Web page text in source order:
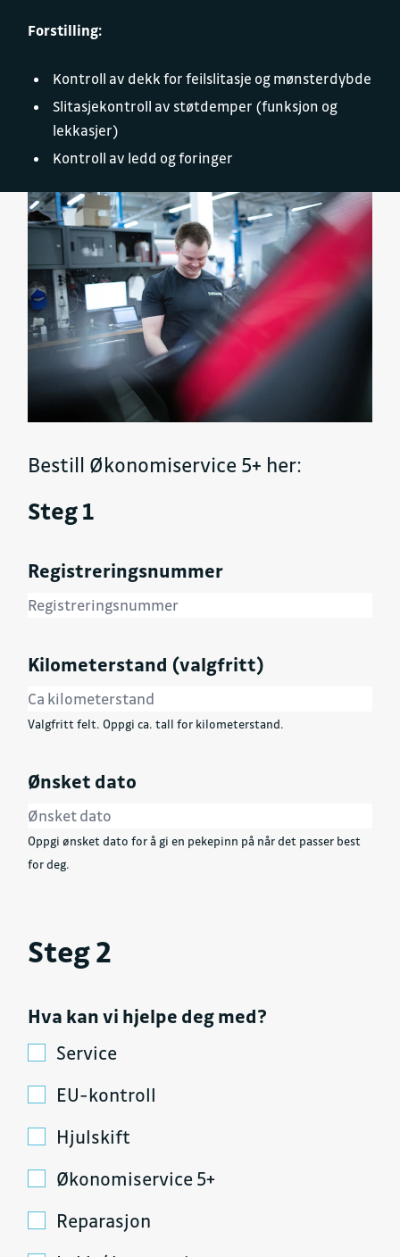
Forstilling:
Kontroll av dekk for feilslitasje og mønsterdybde
Slitasjekontroll av støtdemper (funksjon og
lekkasjer)
Kontroll av ledd og foringer
Bestill Økonomiservice 5+ her:
Steg 1
Registreringsnummer
Kilometerstand (valgfritt)
Valgfritt felt. Oppgi ca. tall for kilometerstand.
Ønsket dato
Oppgi ønsket dato for å gi en pekepinn på når det passer best
for deg.
Steg 2
Hva kan vi hjelpe deg med?
Service
EU-kontroll
Hjulskift
Økonomiservice 5+
Reparasjon